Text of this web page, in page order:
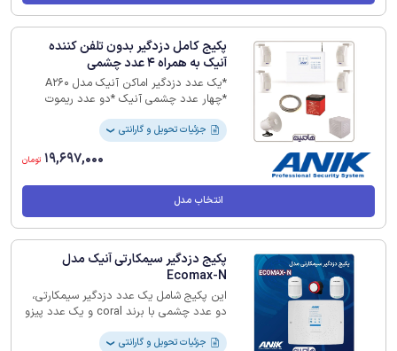
پکیج کامل دزدگیر بدون تلفن کننده
آنیک به همراه 4 عدد چشمی
*یک عدد دزدگیر اماکن آنیک مدل A260
*چهار عدد چشمی آنیک *دو عدد ریموت
20 متر سیم 2 زوج
جزئیات تحویل و گارانتی ❯
19,697,000 تومان
انتخاب مدل
پکیج دزدگیر سیمکارتی آنیک مدل
Ecomax-N
این پکیج شامل یک عدد دزدگیر سیمکارتی،
دو عدد چشمی با برند coral و یک عدد پیزو
جزئیات تحویل و گارانتی ❯